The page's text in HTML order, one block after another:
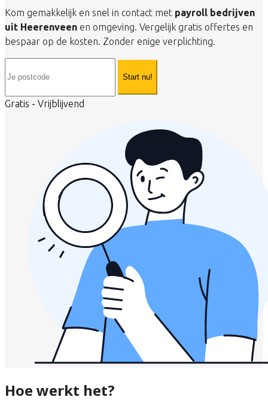
Kom gemakkelijk en snel in contact met payroll bedrijven
uit Heerenveen en omgeving. Vergelijk gratis offertes en
bespaar op de kosten. Zonder enige verplichting.
Start nu!
Gratis - Vrijblijvend
Hoe werkt het?